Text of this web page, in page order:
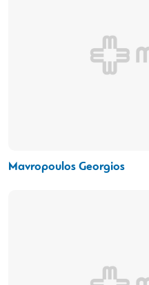
Mavropoulos Georgios